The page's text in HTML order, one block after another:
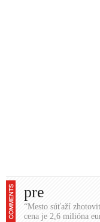
pre
“Mesto súťaží
cena je 2,6 milióna